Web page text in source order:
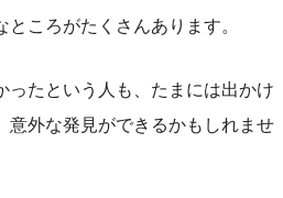
ころがたくさんあります。
ったという人も、たまには出かけ
意外な発見ができるかもしれませ